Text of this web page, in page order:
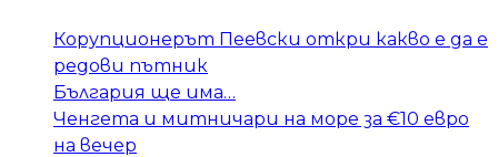
Корупционерът Пеевски откри какво е да е
редови пътник
България ще има…
Ченгета и митничари на море за €10 евро
на вечер